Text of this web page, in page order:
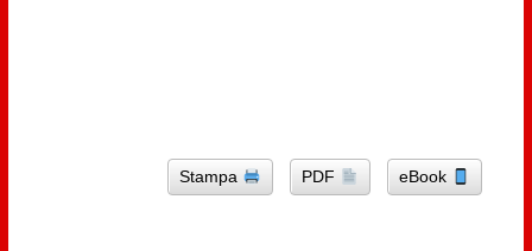
Stampa PDF eBook